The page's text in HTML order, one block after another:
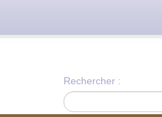
Rechercher :
contactez nous à